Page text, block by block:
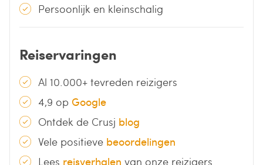
Persoonlijk en kleinschalig
Reiservaringen
Al 10.000+ tevreden reizigers
4,9 op Google
Ontdek de Crusj blog
Vele positieve beoordelingen
Lees reisverhalen van onze reizigers